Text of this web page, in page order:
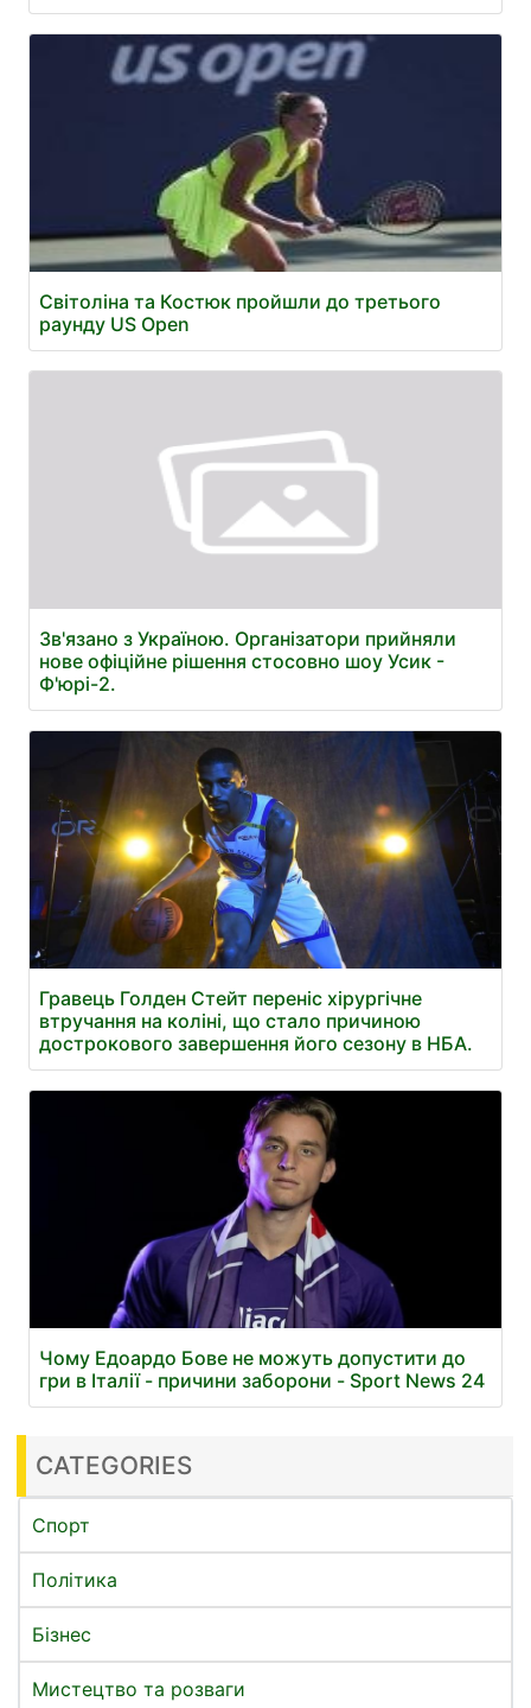
Світоліна та Костюк пройшли до третього
раунду US Open
Зв'язано з Україною. Організатори прийняли
нове офіційне рішення стосовно шоу Усик -
Ф'юрі-2.
Гравець Голден Стейт переніс хірургічне
втручання на коліні, що стало причиною
дострокового завершення його сезону в НБА.
Чому Едоардо Бове не можуть допустити до
гри в Італії - причини заборони - Sport News 24
CATEGORIES
Спорт
Політика
Бізнес
Мистецтво та розваги